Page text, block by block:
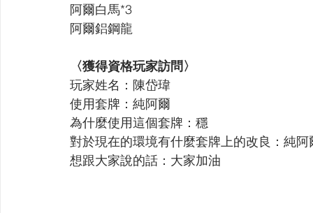
阿爾白馬*3
阿爾鋁鋼龍
〈獲得資格玩家訪問〉
玩家姓名：陳岱瑋
使用套牌：純阿爾
為什麼使用這個套牌：穩
對於現在的環境有什麼套牌上的改良：純阿
想跟大家說的話：大家加油